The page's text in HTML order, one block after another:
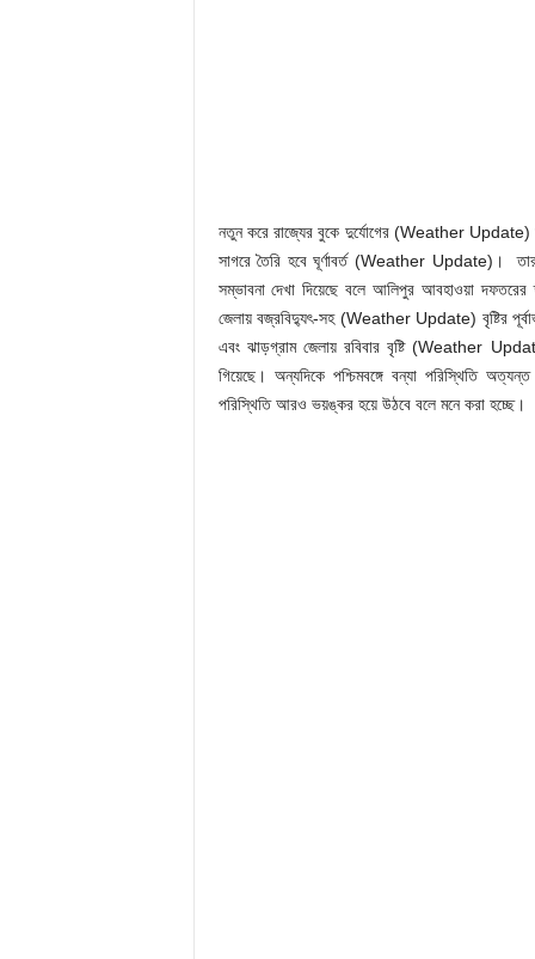
নতুন করে রাজ্যের বুকে দুর্যোগের (Weather Update)
সাগরে তৈরি হবে ঘূর্ণাবর্ত (Weather Update)।
সম্ভাবনা দেখা দিয়েছে বলে আলিপুর আবহাওয়া
জেলায় বজ্রবিদ্যুৎ-সহ (Weather Update) বৃষ্টির
এবং ঝাড়গ্রাম জেলায় রবিবার বৃষ্টি (Weather
গিয়েছে। অন্যদিকে পশ্চিমবঙ্গে বন্যা পরিস্থিতি
পরিস্থিতি আরও ভয়ঙ্কর হয়ে উঠবে বলে মনে করা হচ্ছে।